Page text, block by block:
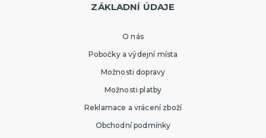
ZÁKLADNÍ ÚDAJE
O nás
Pobočky a výdejní místa
Možnosti dopravy
Možnosti platby
Reklamace a vrácení zboží
Obchodní podmínky